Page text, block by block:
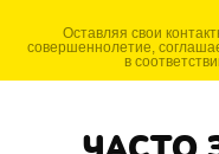
Оставляя свои
совершеннолетие,
в